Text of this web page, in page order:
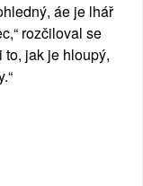
áe je lhář
rozčiloval se
to, jak je hloupý,